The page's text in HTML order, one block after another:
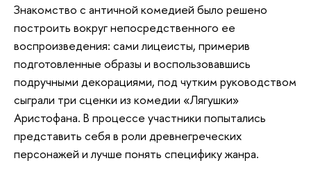
Знакомство с античной комедией было решено
построить вокруг непосредственного ее
воспроизведения: сами лицеисты, примерив
подготовленные образы и воспользовавшись
подручными декорациями, под чутким руководством
сыграли три сценки из комедии «Лягушки»
Аристофана. В процессе участники попытались
представить себя в роли древнегреческих
персонажей и лучше понять специфику жанра.